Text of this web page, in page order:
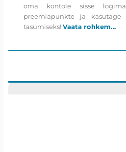
oma kontole sisse
preemiapunkte ja
tasumiseks!Vaata rohkem…